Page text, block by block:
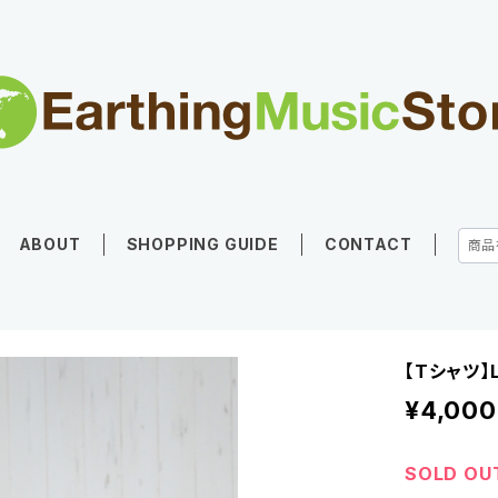
ABOUT SHOPPING GUIDE CONTACT
【Tシャ
¥4,000
SOLD